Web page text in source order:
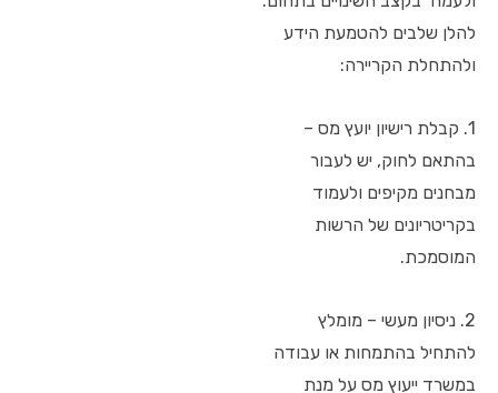
להלן שלבים להטמעת הידע
ולהתחלת הקריירה:
1. קבלת רישיון יועץ מס –
בהתאם לחוק, יש לעבור
מבחנים מקיפים ולעמוד
בקריטריונים של הרשות
המוסמכת.
2. ניסיון מעשי – מומלץ
להתחיל בהתמחות או עבודה
במשרד ייעוץ מס על מנת